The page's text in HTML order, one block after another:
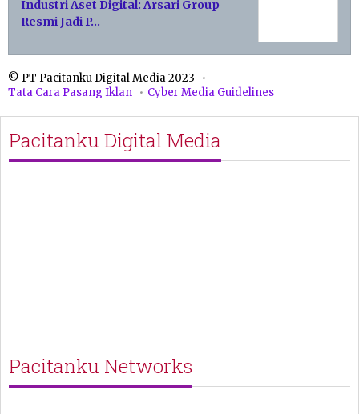
Industri Aset Digital: Arsari Group
Resmi Jadi P…
© PT Pacitanku Digital Media 2023
Tata Cara Pasang Iklan
Cyber Media Guidelines
Pacitanku Digital Media
Pacitanku Networks